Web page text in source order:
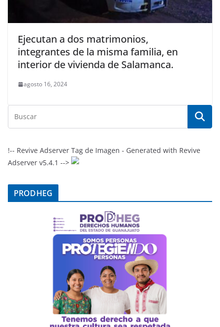
Ejecutan a dos matrimonios,
integrantes de la misma familia, en
interior de vivienda de Salamanca.
agosto 16, 2024
!-- Revive Adserver Tag de Imagen - Generated with Revive
Adserver v5.4.1 -->
PRODHEG